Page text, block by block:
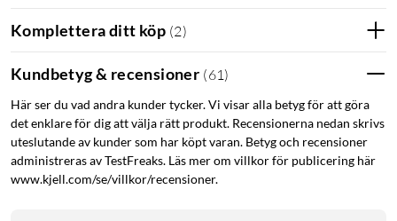
Komplettera ditt köp (2)
Kundbetyg & recensioner (61 )
Här ser du vad andra kunder tycker. Vi visar alla betyg för att göra
det enklare för dig att välja rätt produkt. Recensionerna nedan skrivs
uteslutande av kunder som har köpt varan. Betyg och recensioner
administreras av TestFreaks. Läs mer om villkor för publicering här
www.kjell.com/se/villkor/recensioner.